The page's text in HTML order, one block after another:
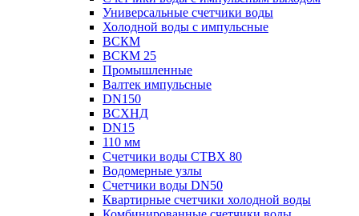
Универсальные счетчики воды
Холодной воды с импульсные
ВСКМ
ВСКМ 25
Промышленные
Валтек импульсные
DN150
ВСХНД
DN15
110 мм
Счетчики воды СТВХ 80
Водомерные узлы
Счетчики воды DN50
Квартирные счетчики холодной воды